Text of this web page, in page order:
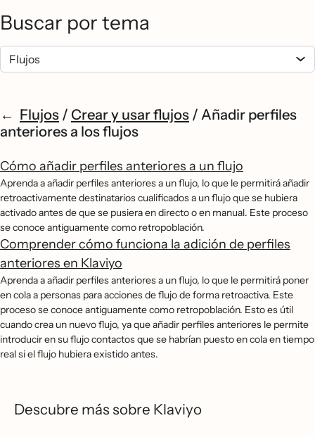
Buscar por tema
Flujos / Crear y usar flujos / Añadir perfiles
anteriores a los flujos
Cómo añadir perfiles anteriores a un flujo
Aprenda a añadir perfiles anteriores a un flujo, lo que le permitirá añadir
retroactivamente destinatarios cualificados a un flujo que se hubiera
activado antes de que se pusiera en directo o en manual. Este proceso
se conoce antiguamente como retropoblación.
Comprender cómo funciona la adición de perfiles
anteriores en Klaviyo
Aprenda a añadir perfiles anteriores a un flujo, lo que le permitirá poner
en cola a personas para acciones de flujo de forma retroactiva. Este
proceso se conoce antiguamente como retropoblación. Esto es útil
cuando crea un nuevo flujo, ya que añadir perfiles anteriores le permite
introducir en su flujo contactos que se habrían puesto en cola en tiempo
real si el flujo hubiera existido antes.
Descubre más sobre Klaviyo